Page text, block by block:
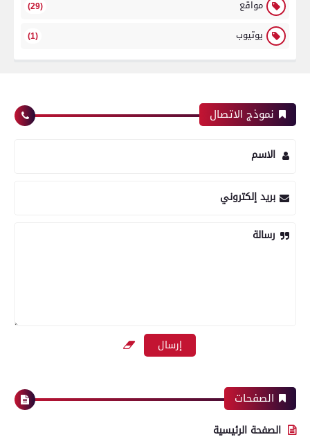
مواقع (29)
يوتيوب (1)
نموذج الاتصال
الاسم
بريد إلكتروني
رسالة
الصفحات
الصفحة الرئيسية